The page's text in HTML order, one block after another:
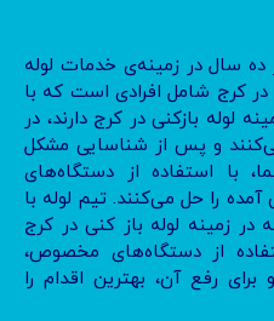
ده سال در زمینه‌ی خدمات لوله
کرج شامل افرادی است که با
لوله بازکنی در کرج دارند، در
و پس از شناسایی مشکل
با استفاده از دستگاه‌های
را حل می‌کنند. تیم لوله با
زمینه لوله باز کنی در کرج
از دستگاه‌های مخصوص،
رفع آن، بهترین اقدام را